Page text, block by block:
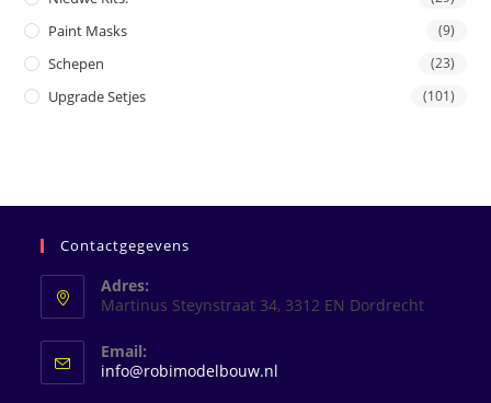
Paint Masks (9)
Schepen (23)
Upgrade Setjes (101)
Contactgegevens
Adres:
Martinus Steynstraat 34, 3312 EN Dordrecht
Email:
info@robimodelbouw.nl